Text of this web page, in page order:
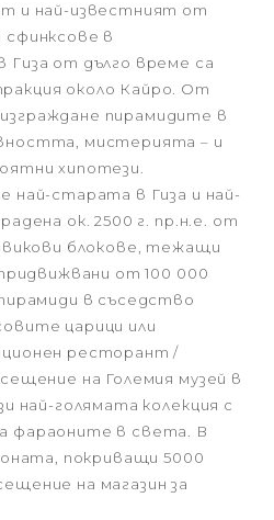
и най-известният от
сфинксове в
Гиза от дълго време са
около Кайро. От
пирамидите в
мистерията – и
хипотези.
най-старата в Гиза и най-
ок. 2500 г. пр.н.е. от
блокове, тежащи
от 100 000
в съседство
царици или
ресторант /
на Големия музей в
най-голямата колекция с
фараоните в света. В
покриващи 5000
на магазин за